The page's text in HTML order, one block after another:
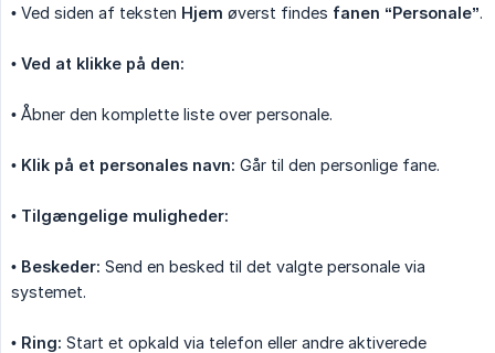
• Ved siden af teksten Hjem øverst findes fanen “Personale”.
• Ved at klikke på den:
• Åbner den komplette liste over personale.
• Klik på et personales navn: Går til den personlige fane.
• Tilgængelige muligheder:
• Beskeder: Send en besked til det valgte personale via
systemet.
• Ring: Start et opkald via telefon eller andre aktiverede